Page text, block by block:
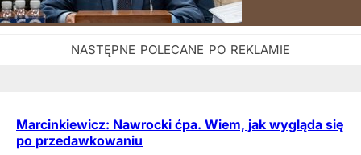
Marcinkiewicz: Nawrocki ćpa. Wiem, jak wygląda się
po przedawkowaniu